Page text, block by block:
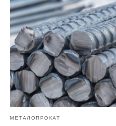
МЕТАЛОПРОКАТ